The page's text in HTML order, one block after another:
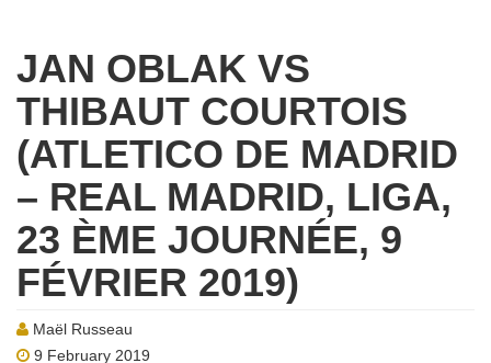
JAN OBLAK VS
THIBAUT COURTOIS
(ATLETICO DE MADRID
– REAL MADRID, LIGA,
23 ÈME JOURNÉE, 9
FÉVRIER 2019)
Maël Russeau
9 February 2019